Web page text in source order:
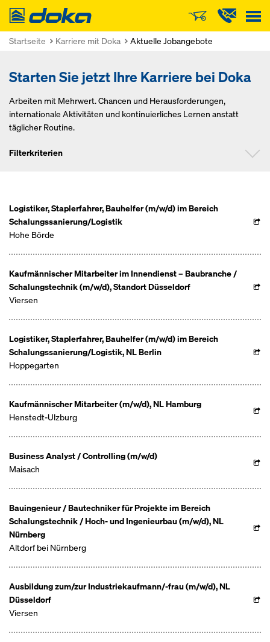
Doka
Startseite Karriere mit Doka Aktuelle Jobangebote
Starten Sie jetzt Ihre Karriere bei Doka
Arbeiten mit Mehrwert. Chancen und Herausforderungen,
internationale Aktivitäten und kontinuierliches Lernen anstatt
täglicher Routine.
Filterkriterien
Logistiker, Staplerfahrer, Bauhelfer (m/w/d) im Bereich
Schalungssanierung/Logistik
Hohe Börde
Kaufmännischer Mitarbeiter im Innendienst – Baubranche /
Schalungstechnik (m/w/d), Standort Düsseldorf
Viersen
Logistiker, Staplerfahrer, Bauhelfer (m/w/d) im Bereich
Schalungssanierung/Logistik, NL Berlin
Hoppegarten
Kaufmännischer Mitarbeiter (m/w/d), NL Hamburg
Henstedt-Ulzburg
Business Analyst / Controlling (m/w/d)
Maisach
Bauingenieur / Bautechniker für Projekte im Bereich
Schalungstechnik / Hoch- und Ingenieurbau (m/w/d), NL
Nürnberg
Altdorf bei Nürnberg
Ausbildung zum/zur Industriekaufmann/-frau (m/w/d), NL
Düsseldorf
Viersen